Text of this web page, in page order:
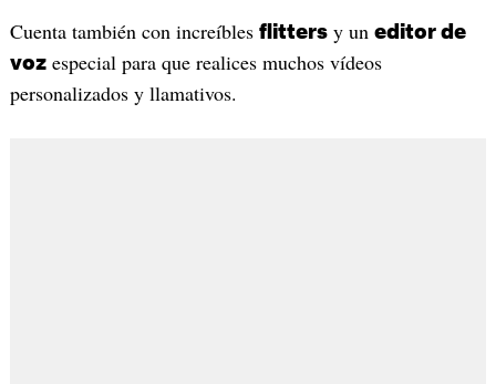
Cuenta también con increíbles flittersy un editor de
vozespecial para que realices muchos vídeos
personalizados y llamativos.